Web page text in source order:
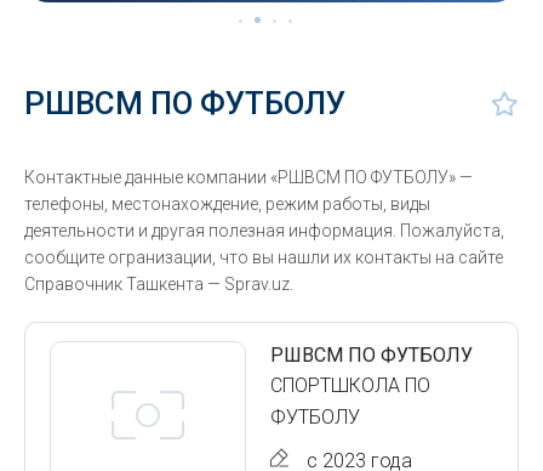
РШВСМ ПО ФУТБОЛУ
Контактные данные компании «РШВСМ ПО ФУТБОЛУ» —
телефоны, местонахождение, режим работы, виды
деятельности и другая полезная информация. Пожалуйста,
сообщите огранизации, что вы нашли их контакты на сайте
Справочник Ташкента — Sprav.uz.
РШВСМ ПО ФУТБОЛУ
СПОРТШКОЛА ПО
ФУТБОЛУ
с 2023 года